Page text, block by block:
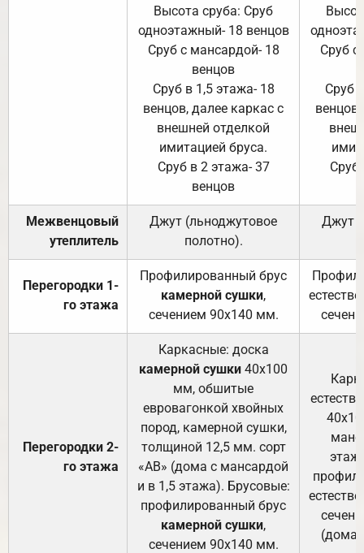
Высота сруба: Сруб
одноэтажный- 18 венцов
Сруб с мансардой- 18
венцов
Сруб в 1,5 этажа- 18
венцов, далее каркас с
внешней отделкой
имитацией бруса.
Сруб в 2 этажа- 37
венцов
Сруб с
Сруб
Сруб
Межвенцовый
утеплитель
Джут (льноджутовое
полотно).
Джут
Перегородки 1-
го этажа
Профилированный брус
камерной сушки,
сечением 90х140 мм.
Перегородки 2-
го этажа
Каркасные: доска
камерной сушки 40х100
мм, обшитые
евровагонкой хвойных
пород, камерной сушки,
толщиной 12,5 мм. сорт
«АВ» (дома с мансардой
и в 1,5 этажа). Брусовые:
профилированный брус
камерной сушки,
сечением 90х140 мм.
(дома